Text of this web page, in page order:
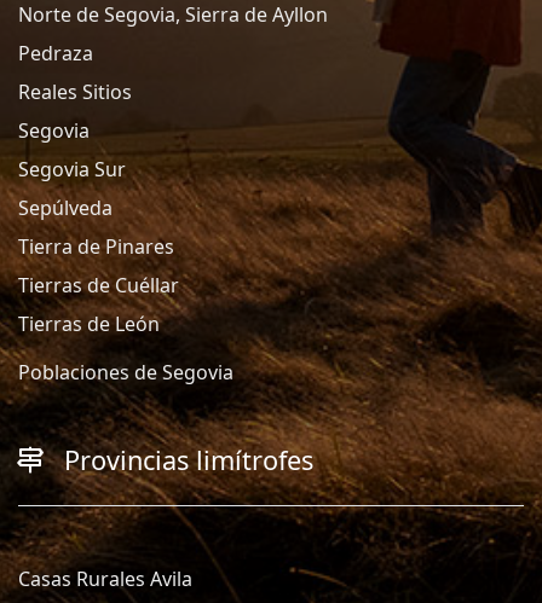
Norte de Segovia, Sierra de Ayllon
Pedraza
Reales Sitios
Segovia
Segovia Sur
Sepúlveda
Tierra de Pinares
Tierras de Cuéllar
Tierras de León
Poblaciones de Segovia
Provincias limítrofes
Casas Rurales Avila